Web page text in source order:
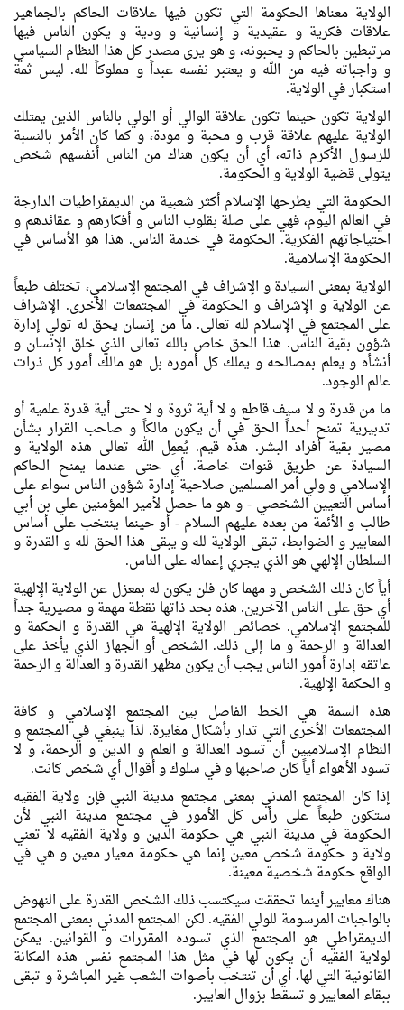
الولاية معناها الحكومة التي تكون فيها علاقات الحاكم بالجماهير
علاقات فكرية و عقيدية و إنسانية و ودية و يكون الناس فيها
مرتبطين بالحاكم و يحبونه، و هو يری مصدر كل هذا النظام السياسي
و واجباته فيه من الله و يعتبر نفسه عبداً و مملوكاً لله. ليس ثمة
استكبار في الولاية.
الولاية تكون حينما تكون علاقة الوالي أو الولي بالناس الذين يمتلك
الولاية عليهم علاقة قرب و محبة و مودة، و كما كان الأمر بالنسبة
للرسول الأكرم ذاته، أي أن يكون هناك من الناس أنفسهم شخص
يتولی قضية الولاية و الحكومة.
الحكومة التي يطرحها الإسلام أكثر شعبية من الديمقراطيات الدارجة
في العالم اليوم، فهي علی صلة بقلوب الناس و أفكارهم و عقائدهم و
احتياجاتهم الفكرية. الحكومة في خدمة الناس. هذا هو الأساس في
الحكومة الإسلامية.
الولاية بمعنی السيادة و الإشراف في المجتمع الإسلامي، تختلف طبعاً
عن الولاية و الإشراف و الحكومة في المجتمعات الأخری. الإشراف
علی المجتمع في الإسلام لله تعالی. ما من إنسان يحق له تولي إدارة
شؤون بقية الناس. هذا الحق خاص بالله تعالی الذي خلق الإنسان و
أنشأه و يعلم بمصالحه و يملك كل أموره بل هو مالك أمور كل ذرات
عالم الوجود.
ما من قدرة و لا سيف قاطع و لا أية ثروة و لا حتی أية قدرة علمية أو
تدبيرية تمنح أحداً الحق في أن يكون مالكاً و صاحب القرار بشأن
مصير بقية أفراد البشر. هذه قيم. يُعمِل الله تعالی هذه الولاية و
السيادة عن طريق قنوات خاصة. أي حتی عندما يمنح الحاكم
الإسلامي و ولي أمر المسلمين صلاحية إدارة شؤون الناس سواء علی
أساس التعيين الشخصي - و هو ما حصل لأمير المؤمنين علي بن أبي
طالب و الأئمة من بعده عليهم السلام - أو حينما ينتخب علی أساس
المعايير و الضوابط، تبقی الولاية لله و يبقی هذا الحق لله و القدرة و
السلطان الإلهي هو الذي يجري إعماله علی الناس.
أياً كان ذلك الشخص و مهما كان فلن يكون له بمعزل عن الولاية الإلهية
أي حق علی الناس الآخرين. هذه بحد ذاتها نقطة مهمة و مصيرية جداً
للمجتمع الإسلامي. خصائص الولاية الإلهية هي القدرة و الحكمة و
العدالة و الرحمة و ما إلی ذلك. الشخص أو الجهاز الذي يأخذ علی
عاتقه إدارة أمور الناس يجب أن يكون مظهر القدرة و العدالة و الرحمة
و الحكمة الإلهية.
هذه السمة هي الخط الفاصل بين المجتمع الإسلامي و كافة
المجتمعات الأخری التي تدار بأشكال مغايرة. لذا ينبغي في المجتمع و
النظام الإسلاميين أن تسود العدالة و العلم و الدين و الرحمة، و لا
تسود الأهواء أياً كان صاحبها و في سلوك و أقوال أي شخص كانت.
إذا كان المجتمع المدني بمعنی مجتمع مدينة النبي فإن ولاية الفقيه
ستكون طبعاً علی رأس كل الأمور في مجتمع مدينة النبي لأن
الحكومة في مدينة النبي هي حكومة الدين و ولاية الفقيه لا تعني
ولاية و حكومة شخص معين إنما هي حكومة معيار معين و هي في
الواقع حكومة شخصية معينة.
هناك معايير أينما تحققت سيكتسب ذلك الشخص القدرة علی النهوض
بالواجبات المرسومة للولي الفقيه. لكن المجتمع المدني بمعنی المجتمع
الديمقراطي هو المجتمع الذي تسوده المقررات و القوانين. يمكن
لولاية الفقيه أن يكون لها في مثل هذا المجتمع نفس هذه المكانة
القانونية التي لها، أي أن تنتخب بأصوات الشعب غير المباشرة و تبقی
ببقاء المعايير و تسقط بزوال العايير.